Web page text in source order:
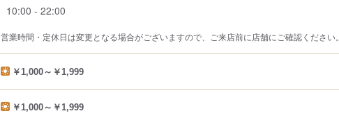
10:00 - 22:00
営業時間・定休日は変更となる場合がございますので、ご来店前に店舗にご確認ください。
￥1,000～￥1,999
￥1,000～￥1,999